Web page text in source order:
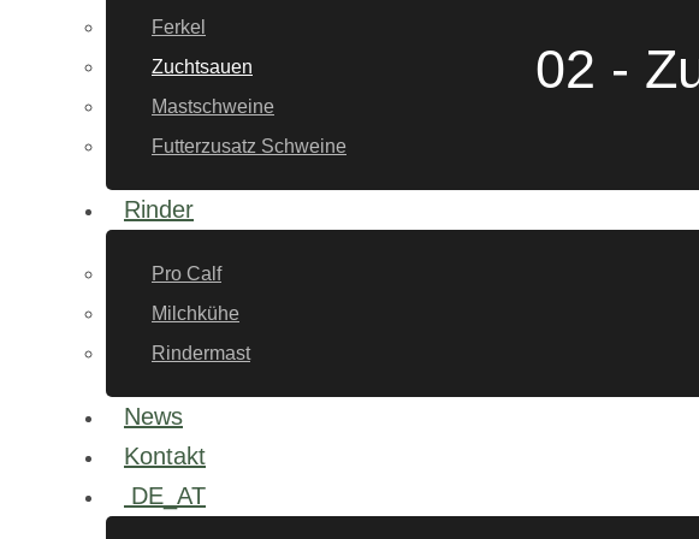
Ferkel
Zuchtsauen
Mastschweine
Futterzusatz Schweine
Rinder
Pro Calf
Milchkühe
Rindermast
News
Kontakt
DE_AT
02 -